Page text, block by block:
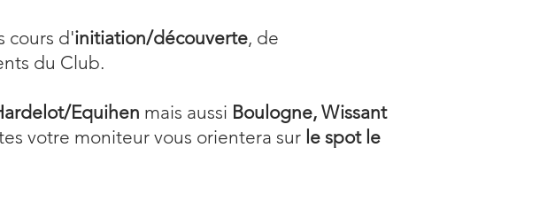
cours d'initiation/découverte, de
du Club.
Equihen mais aussi Boulogne, Wissant
votre moniteur vous orientera sur le spot le